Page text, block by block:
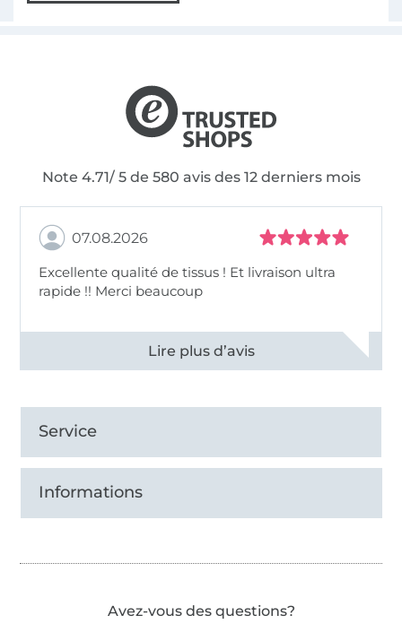
Note 4.71/ 5 de 580 avis des 12 derniers mois
07.08.2026
Excellente qualité de tissus ! Et livraison ultra
rapide !! Merci beaucoup
Voir tous les 11496 commentaires
Service
Informations
Avez-vous des questions?